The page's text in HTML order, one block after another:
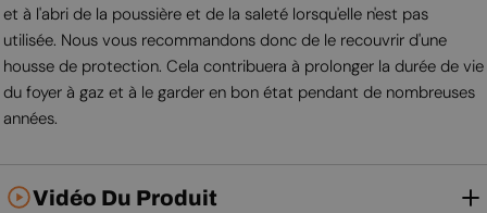
et à l'abri de la poussière et de la saleté lorsqu'elle n'est pas
utilisée. Nous vous recommandons donc de le recouvrir d'une
housse de protection. Cela contribuera à prolonger la durée de vie
du foyer à gaz et à le garder en bon état pendant de nombreuses
années.
Vidéo Du Produit